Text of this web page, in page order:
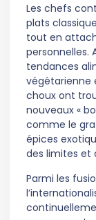
Les chefs
plats
tout en
personnelles.
tendances
végétarienne
choux ont
nouveaux «
comme le
épices
des limites et
Parmi les